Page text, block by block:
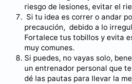
riesgo de lesiones, evitar el
Si tu idea es correr o andar
precaución, debido a lo
Fortalece tus tobillos y evita
muy comunes.
Si puedes, no vayas solo,
un entrenador personal que
dé las pautas para llevar la